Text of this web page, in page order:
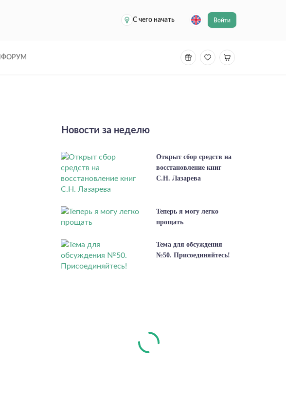
С чего начать
Войти
ФОРУМ
Новости за неделю
Открыт сбор средств на
восстановление книг
С.Н. Лазарева
Теперь я могу легко
прощать
Тема для обсуждения
№50. Присоединяйтесь!